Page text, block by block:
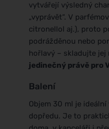
vytvářejí výsledný
„vyprávět“. V
citronellol aj.), proto
podrážděnou nebo
hořlavý – skladujte jej
jedinečný právě pro
Balení
Objem 30 ml je
dopředu. Je to